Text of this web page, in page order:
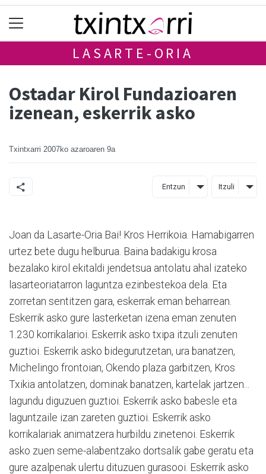
LASARTE-ORIA
Ostadar Kirol Fundazioaren
izenean, eskerrik asko
Txintxarri 2007ko azaroaren 9a
Entzun Itzuli
Joan da Lasarte-Oria Bai! Kros Herrikoia. Hamabigarren
urtez bete dugu helburua. Baina badakigu krosa
bezalako kirol ekitaldi jendetsua antolatu ahal izateko
lasarteoriatarron laguntza ezinbestekoa dela. Eta
zorretan sentitzen gara, eskerrak eman beharrean.
Eskerrik asko gure lasterketan izena eman zenuten
1.230 korrikalarioi. Eskerrik asko txipa itzuli zenuten
guztioi. Eskerrik asko bidegurutzetan, ura banatzen,
Michelingo frontoian, Okendo plaza garbitzen, Kros
Txikia antolatzen, dominak banatzen, kartelak jartzen...
lagundu diguzuen guztioi. Eskerrik asko babesle eta
laguntzaile izan zareten guztioi. Eskerrik asko
korrikalariak animatzera hurbildu zinetenoi. Eskerrik
asko zuen seme-alabentzako dortsalik gabe geratu eta
gure azalpenak ulertu dituzuen gurasooi. Eskerrik asko